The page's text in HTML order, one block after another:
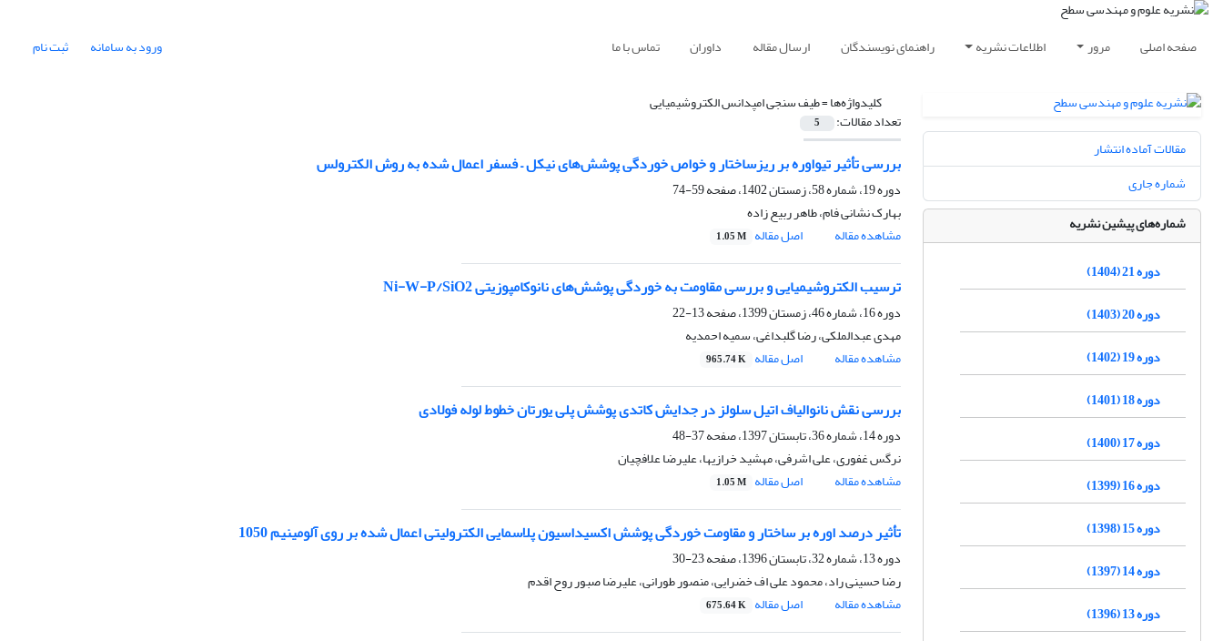
صفحه اصلی مرور اطلاعات نشریه راهنمای نویسندگان ارسال مقاله داوران تماس با ما ورود به سامانه ثبت نام
کلیدواژه‌ها =طیف سنجی امپدانس الکتروشیمیایی
تعداد مقالات: 5
بررسی تأثیر تیواوره بر ریزساختار و خواص خوردگی پوشش‌های نیکل – فسفر اعمال شده به روش الکترولس
دوره 19، شماره 58، زمستان 1402، صفحه
59-74
بهارک نشانی فام، طاهر ربیع زاده
مشاهده مقاله
اصل مقاله 1.05 M
ترسیب الکتروشیمیایی و بررسی مقاومت به خوردگی پوشش‌های نانوکامپوزیتی Ni-W-P/SiO2
دوره 16، شماره 46، زمستان 1399، صفحه
13-22
مهدی عبدالملکی، رضا گلبداغی، سمیه احمدیه
مشاهده مقاله
اصل مقاله 965.74 K
بررسی نقش نانوالیاف اتیل سلولز در جدایش کاتدی پوشش پلی یورتان خطوط لوله فولادی
دوره 14، شماره 36، تابستان 1397، صفحه
37-48
نرگس غفوری، علی اشرفی، مهشید خرازیها، علیرضا علافچیان
مشاهده مقاله
اصل مقاله 1.05 M
تأثیر درصد اوره بر ساختار و مقاومت خوردگی پوشش اکسیداسیون پلاسمایی الکترولیتی اعمال شده بر روی آلومینیم 1050
دوره 13، شماره 32، تابستان 1396، صفحه
23-30
رضا حسینی راد، محمود علی اف خضرایی، منصور طورانی، علیرضا صبور روح اقدم
مشاهده مقاله
اصل مقاله 675.64 K
مقالات آماده انتشار
شماره جاری
شماره‌های پیشین نشریه
دوره 21 (1404)
دوره 20 (1403)
دوره 19 (1402)
دوره 18 (1401)
دوره 17 (1400)
دوره 16 (1399)
دوره 15 (1398)
دوره 14 (1397)
دوره 13 (1396)